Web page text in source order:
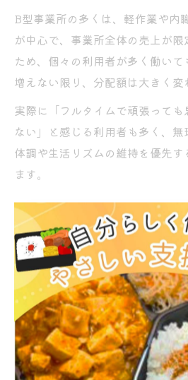
B型事業所の多くは、軽作業や内
が中心で、事業所全体の売上が
ため、個々の利用者が多く働い
増えない限り、分配額は大きく変
実際に「フルタイムで頑張って
ない」と感じる利用者も多く、無
体調や生活リズムの維持を優先
ます。
作業内容と就労継続支援B型の
B型事業所で行われる作業内容は
作業・手工芸など多岐にわたりま
の特性に配慮した内容が中心です
の受注内容によって収益が大き
体系も個々の事業所ごとに異なり
例えば、地域の企業から安定し
業所は工賃が高めになる傾向が